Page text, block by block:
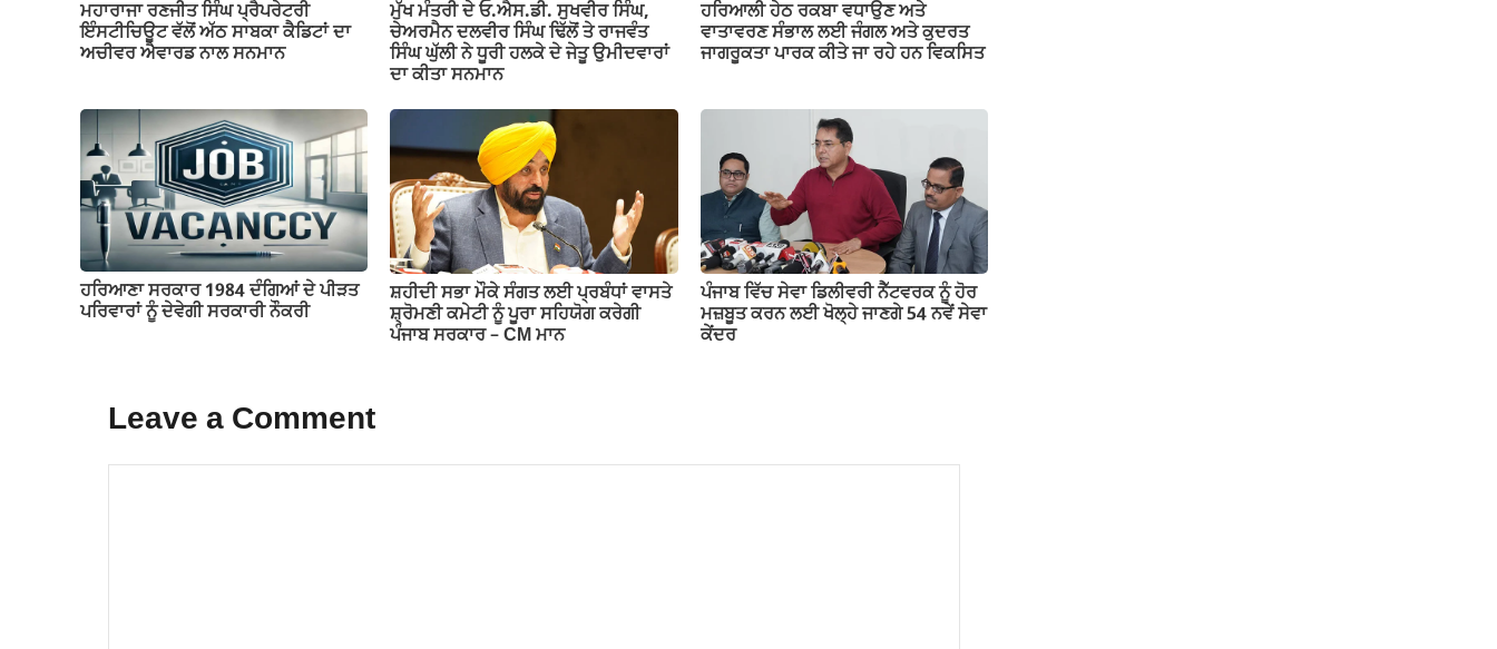
ਮਹਾਰਾਜਾ ਰਣਜੀਤ ਸਿੰਘ ਪ੍ਰੈਪਰੇਟਰੀ
ਇੰਸਟੀਚਿਊਟ ਵੱਲੋਂ ਅੱਠ ਸਾਬਕਾ ਕੈਡਿਟਾਂ ਦਾ
ਅਚੀਵਰ ਐਵਾਰਡ ਨਾਲ ਸਨਮਾਨ
ਮੁੱਖ ਮੰਤਰੀ ਦੇ ਓ.ਐਸ.ਡੀ. ਸੁਖਵੀਰ ਸਿੰਘ,
ਚੇਅਰਮੈਨ ਦਲਵੀਰ ਸਿੰਘ ਢਿੱਲੋਂ ਤੇ ਰਾਜਵੰਤ
ਸਿੰਘ ਘੁੱਲੀ ਨੇ ਧੂਰੀ ਹਲਕੇ ਦੇ ਜੇਤੂ ਉਮੀਦਵਾਰਾਂ
ਦਾ ਕੀਤਾ ਸਨਮਾਨ
ਹਰਿਆਲੀ ਹੇਠ ਰਕਬਾ ਵਧਾਉਣ ਅਤੇ
ਵਾਤਾਵਰਣ ਸੰਭਾਲ ਲਈ ਜੰਗਲ ਅਤੇ ਕੁਦਰਤ
ਜਾਗਰੂਕਤਾ ਪਾਰਕ ਕੀਤੇ ਜਾ ਰਹੇ ਹਨ ਵਿਕਸਿਤ
ਹਰਿਆਣਾ ਸਰਕਾਰ 1984 ਦੰਗਿਆਂ ਦੇ ਪੀੜਤ
ਪਰਿਵਾਰਾਂ ਨੂੰ ਦੇਵੇਗੀ ਸਰਕਾਰੀ ਨੌਕਰੀ
ਸ਼ਹੀਦੀ ਸਭਾ ਮੌਕੇ ਸੰਗਤ ਲਈ ਪ੍ਰਬੰਧਾਂ ਵਾਸਤੇ
ਸ਼੍ਰੋਮਣੀ ਕਮੇਟੀ ਨੂੰ ਪੂਰਾ ਸਹਿਯੋਗ ਕਰੇਗੀ
ਪੰਜਾਬ ਸਰਕਾਰ – CM ਮਾਨ
ਪੰਜਾਬ ਵਿੱਚ ਸੇਵਾ ਡਿਲੀਵਰੀ ਨੈੱਟਵਰਕ ਨੂੰ ਹੋਰ
ਮਜ਼ਬੂਤ ਕਰਨ ਲਈ ਖੋਲ੍ਹੇ ਜਾਣਗੇ 54 ਨਵੇਂ ਸੇਵਾ
ਕੇਂਦਰ
Leave a Comment